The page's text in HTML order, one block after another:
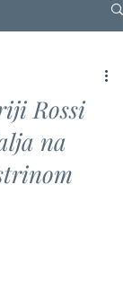
Rossi
na